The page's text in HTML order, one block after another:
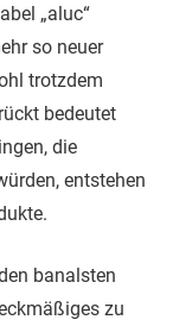
„aluc“
so neuer
trotzdem
bedeutet
die
entstehen
banalsten
zu